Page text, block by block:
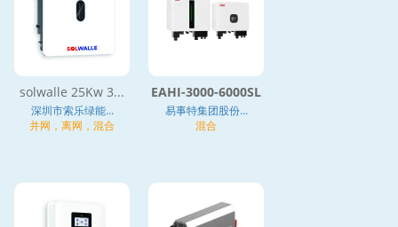
solwalle 25Kw 3...
深圳市索乐绿能...
并网，离网，混合
EAHI-3000-6000SL
易事特集团股份...
混合